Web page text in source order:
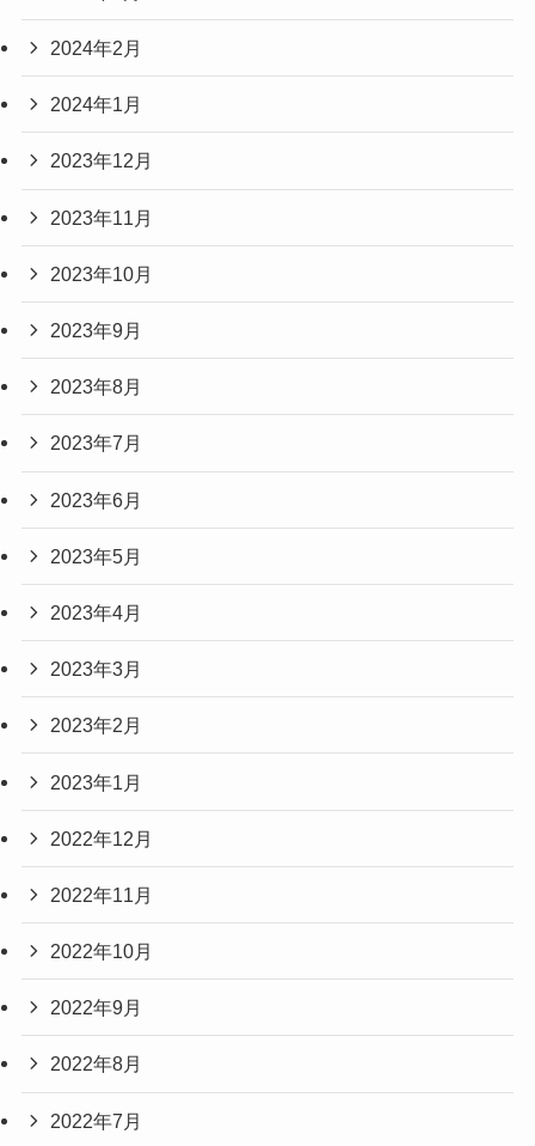
2024年2月
2024年1月
2023年12月
2023年11月
2023年10月
2023年9月
2023年8月
2023年7月
2023年6月
2023年5月
2023年4月
2023年3月
2023年2月
2023年1月
2022年12月
2022年11月
2022年10月
2022年9月
2022年8月
2022年7月